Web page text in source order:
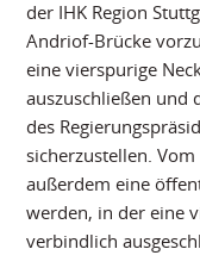
der IHK Region
Andriof-Brücke
eine vierspurige
auszuschließen und
des
sicherzustellen.
außerdem eine
werden, in der eine
verbindlich